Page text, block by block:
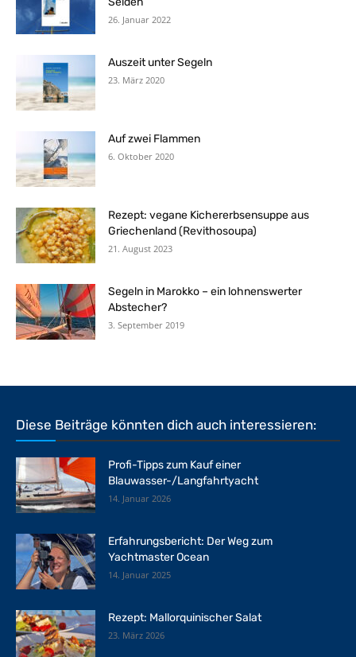
26. Januar 2022
Auszeit unter Segeln
23. März 2020
Auf zwei Flammen
6. Oktober 2020
Rezept: vegane Kichererbsensuppe aus
Griechenland (Revithosoupa)
21. August 2023
Segeln in Marokko – ein lohnenswerter
Abstecher?
3. September 2019
Diese Beiträge könnten dich auch interessieren:
Profi-Tipps zum Kauf einer
Blauwasser-/Langfahrtyacht
14. Januar 2026
Erfahrungsbericht: Der Weg zum
Yachtmaster Ocean
14. Januar 2025
Rezept: Mallorquinischer Salat
23. März 2026